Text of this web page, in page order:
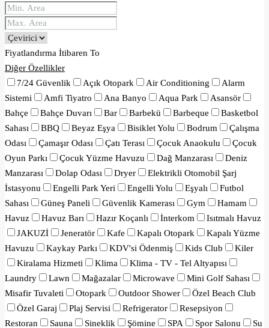
Fiyatlandırma İtibaren To
Diğer Özellikler
7/24 Güvenlik
Açık Otopark Air Conditioning
Alarm
Sistemi
Amfi Tiyatro Ana Banyo Aqua Park
Asansör
Bahçe
Bahçe Duvarı Bar Barbekü Barbeque
Basketbol
Sahası
BBQ Beyaz Eşya Bisiklet Yolu Bodrum
Çalışma
Odası
Çamaşır Odası Çatı Terası Çocuk Anaokulu
Çocuk
Oyun Parkı
Çocuk Yüzme Havuzu Dağ Manzarası
Deniz
Manzarası
Dolap Odası Dryer
Elektrikli Otomobil Şarj
İstasyonu
Engelli Park Yeri Engelli Yolu Eşyalı
Futbol
Sahası
Güneş Paneli Güvenlik Kamerası Gym
Hamam
Havuz
Havuz Barı Hazır Koçanlı İnterkom
Isıtmalı Havuz
JAKUZİ
Jeneratör Kafe Kapalı Otopark
Kapalı Yüzme
Havuzu
Kaykay Parkı KDV'si Ödenmiş Kids Club
Kiler
Kiralama Hizmeti
Klima
Klima - TV - Tel Altyapısı
Laundry
Lawn Mağazalar Microwave
Mini Golf Sahası
Misafir Tuvaleti
Otopark Outdoor Shower
Özel Beach Club
Özel Garaj
Plaj Servisi Refrigerator
Resepsiyon
Restoran
Sauna Sineklik Şömine SPA Spor Salonu
Su